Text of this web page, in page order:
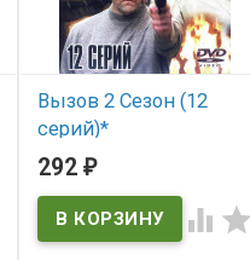
Вызов 2 Сезон (12
серий)*
В наличии
292₽
 